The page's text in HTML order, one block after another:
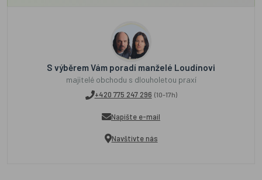
S výběrem Vám poradí manželé Loudínovi
majitelé obchodu s dlouholetou praxí
+420 775 247 296 (10-17h)
Napište e-mail
Navštivte nás